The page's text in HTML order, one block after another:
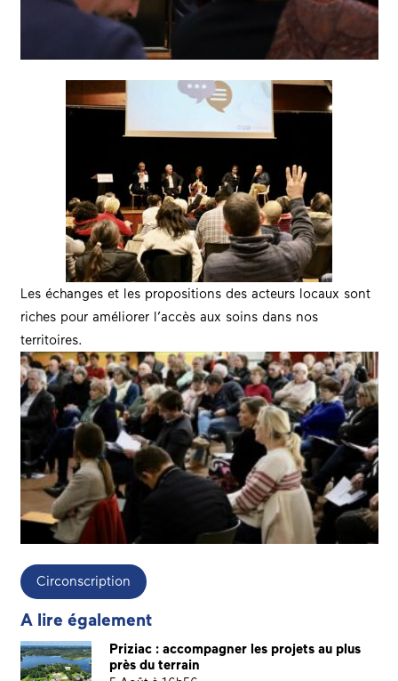
Les échanges et les propositions des acteurs locaux sont
riches pour améliorer l’accès aux soins dans nos
territoires.
Circonscription
A lire également
Priziac : accompagner les projets au plus
près du terrain